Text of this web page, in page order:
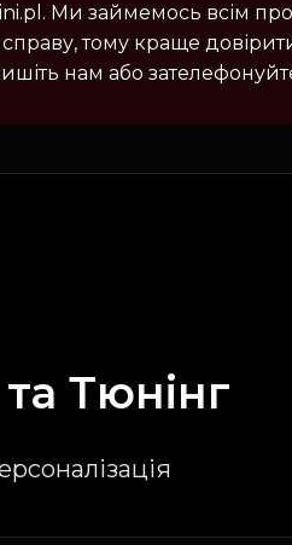
. Ми займемось всім
тому краще
нам або
Тюнінг